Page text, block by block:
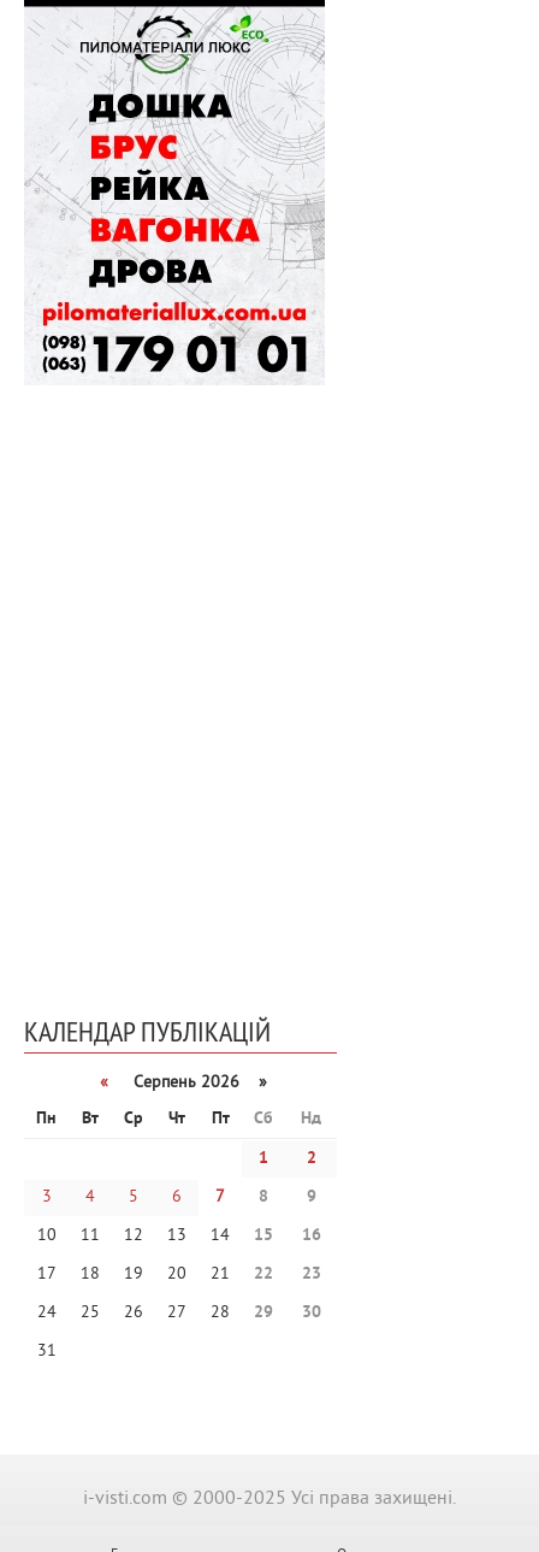
КАЛЕНДАР ПУБЛІКАЦІЙ
«
Серпень 2026 »
Пн
Вт Ср Чт Пт Сб
Нд
1
2
3
4 5 6 7 8
9
10
11 12 13 14 15
16
17
18 19 20 21 22
23
24
25 26 27 28 29
30
31
i-visti.com © 2000-2025 Усі права захищені.